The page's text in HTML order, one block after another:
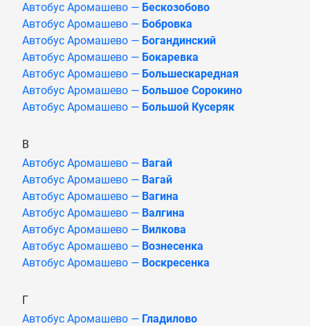
Автобус Аромашево — Бескозобово
Автобус Аромашево — Бобровка
Автобус Аромашево — Богандинский
Автобус Аромашево — Бокаревка
Автобус Аромашево — Большескаредная
Автобус Аромашево — Большое Сорокино
Автобус Аромашево — Большой Кусеряк
В
Автобус Аромашево — Вагай
Автобус Аромашево — Вагай
Автобус Аромашево — Вагина
Автобус Аромашево — Валгина
Автобус Аромашево — Вилкова
Автобус Аромашево — Вознесенка
Автобус Аромашево — Воскресенка
Г
Автобус Аромашево — Гладилово